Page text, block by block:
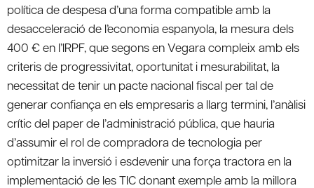
política de despesa d’una forma compatible amb la
desacceleració de l’economia espanyola, la mesura dels
400 € en l’IRPF, que segons en Vegara compleix amb els
criteris de progressivitat, oportunitat i mesurabilitat, la
necessitat de tenir un pacte nacional fiscal per tal de
generar confiança en els empresaris a llarg termini, l’anàlisi
crític del paper de l’administració pública, que hauria
d’assumir el rol de compradora de tecnologia per
optimitzar la inversió i esdevenir una força tractora en la
implementació de les TIC donant exemple amb la millora